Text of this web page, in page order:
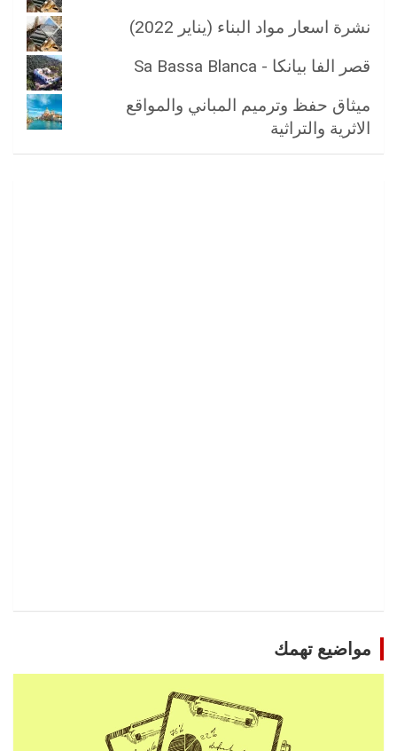
نشرة اسعار مواد البناء (يناير 2022)
قصر الفا بيانكا - Sa Bassa Blanca
ميثاق حفظ وترميم المباني والمواقع
الاثرية والتراثية
مواضيع تهمك